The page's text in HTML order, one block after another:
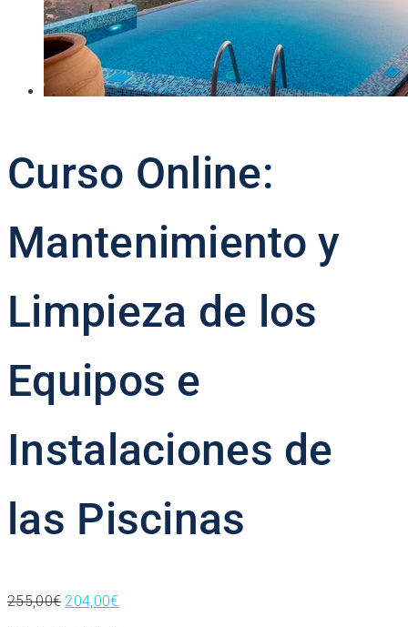
Curso Online:
Mantenimiento y
Limpieza de los
Equipos e
Instalaciones de
las Piscinas
255,00€ El
204,00€